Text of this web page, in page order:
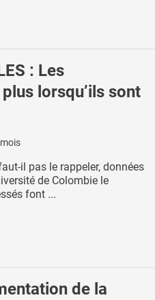
: Les
lorsqu’ils sont
il pas le rappeler, données
de Colombie le
font ...
de la